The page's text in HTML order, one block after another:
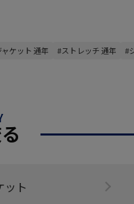
ケット 通年 #ストレッチ 通年 #
ット